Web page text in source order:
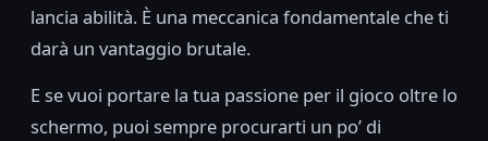
lancia abilità. È una meccanica fondamentale che ti
darà un vantaggio brutale.
E se vuoi portare la tua passione per il gioco oltre lo
schermo, puoi sempre procurarti un po’ di